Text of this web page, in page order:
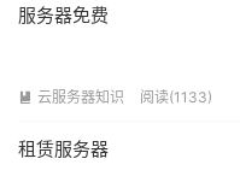
服务器免费
 云服务器知识 阅读(1133)
租赁服务器